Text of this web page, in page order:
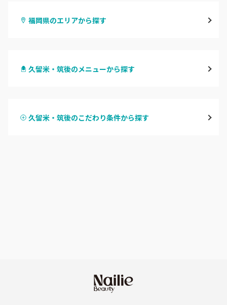
福岡県のエリアから探す
警固・赤坂・大濠
久留米・筑後のメニューから探す
ハンドスカルプ
久留米・筑後のこだわり条件から探す